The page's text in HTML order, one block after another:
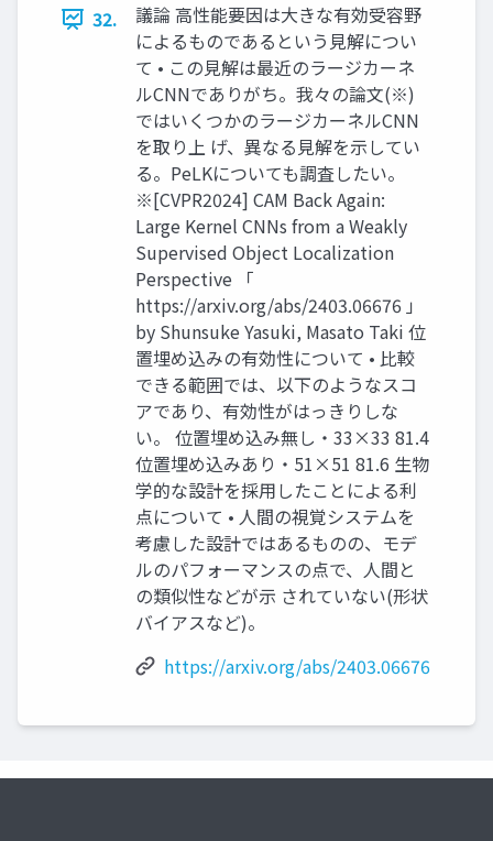
32.
議論 高性能要因は大きな有効受容野
によるものであるという見解につい
て • この見解は最近のラージカーネ
ルCNNでありがち。我々の論文(※)
ではいくつかのラージカーネルCNN
を取り上 げ、異なる見解を示してい
る。PeLKについても調査したい。
※[CVPR2024] CAM Back Again:
Large Kernel CNNs from a Weakly
Supervised Object Localization
Perspective 「
https://arxiv.org/abs/2403.06676 」
by Shunsuke Yasuki, Masato Taki 位
置埋め込みの有効性について • 比較
できる範囲では、以下のようなスコ
アであり、有効性がはっきりしな
い。 位置埋め込み無し・33×33 81.4
位置埋め込みあり・51×51 81.6 生物
学的な設計を採用したことによる利
点について • 人間の視覚システムを
考慮した設計ではあるものの、モデ
ルのパフォーマンスの点で、人間と
の類似性などが示 されていない(形状
バイアスなど)。
https://arxiv.org/abs/2403.06676